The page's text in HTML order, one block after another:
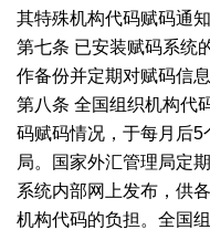
其特殊机构代码赋码通
第七条 已安装赋码系统
作备份并定期对赋码信
第八条 全国组织机构代
码赋码情况，于每月后
局。国家外汇管理局定
系统内部网上发布，供
机构代码的负担。全国